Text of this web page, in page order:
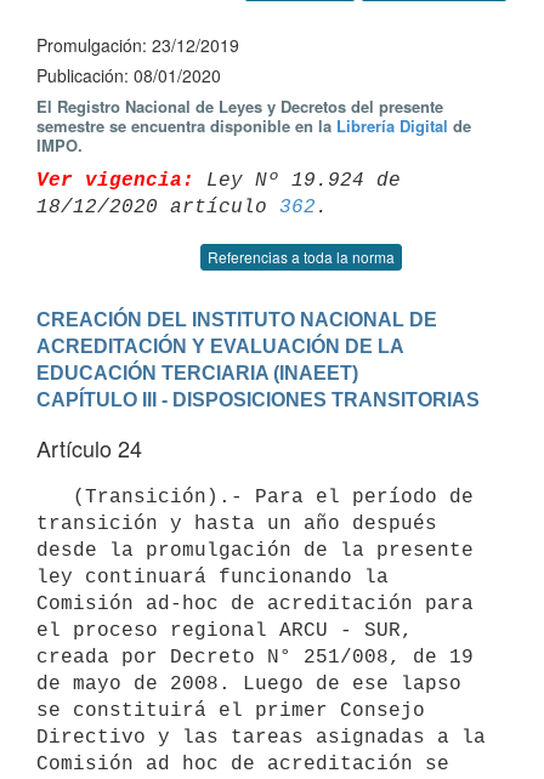
Promulgación: 23/12/2019
Publicación: 08/01/2020
El Registro Nacional de Leyes y Decretos del presente
semestre se encuentra disponible en la Librería Digital de
IMPO.
Ver vigencia:
Ley Nº 19.924 de
18/12/2020 artículo 362
Referencias a toda la norma
CREACIÓN DEL INSTITUTO NACIONAL DE
ACREDITACIÓN Y EVALUACIÓN DE LA
EDUCACIÓN TERCIARIA (INAEET)
CAPÍTULO III - DISPOSICIONES TRANSITORIAS
Artículo 24
transición y hasta un año después
desde la promulgación de la presente
ley continuará funcionando la
Comisión ad-hoc de acreditación para
el proceso regional ARCU - SUR,
creada por Decreto N° 251/008, de 19
de mayo de 2008. Luego de ese lapso
se constituirá el primer Consejo
Directivo y las tareas asignadas a la
Comisión ad hoc de acreditación se